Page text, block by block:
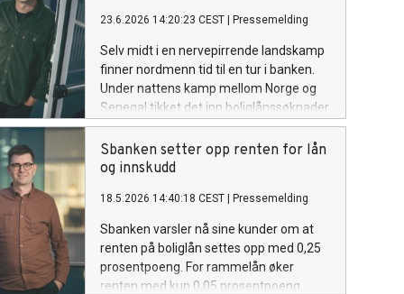
23.6.2026 14:20:23 CEST Pressemelding
Selv midt i en nervepirrende landskamp
finner nordmenn tid til en tur i banken.
Under nattens kamp mellom Norge og
Senegal tikket det inn boliglånssøknader
til Sbanken i timene hvor det normalt er
musestille.
Sbanken setter opp renten for lån
og innskudd
18.5.2026 14:40:18 CEST Pressemelding
Sbanken varsler nå sine kunder om at
renten på boliglån settes opp med 0,25
prosentpoeng. For rammelån øker
renten med kun 0,05 prosentpoeng.